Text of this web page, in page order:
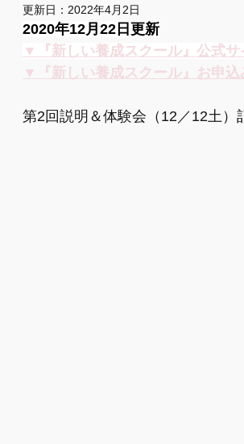
・自治体協働 復職支援プログラム
報】産後の生活の準備 啓発講座
更新日： 2022年4月2日
2020年12月22日更新
▼『新しい養成スクール』公式サ
▼『新しい養成スクール』お申込
第2回説明＆体験会（12／12土